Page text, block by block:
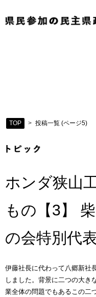
TOP > 投稿一覧 (ページ5)
ホンダ狭山
もの【3】
の会特別代
伊藤社長に代わって八郷新社
しました。背景に二つの大き
業全体の問題でもあるこの二